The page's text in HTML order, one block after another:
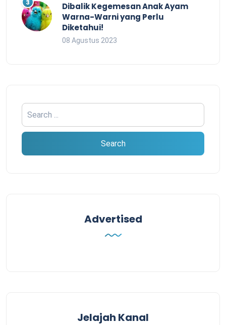
Dibalik Kegemesan Anak Ayam
Warna-Warni yang Perlu
Diketahui!
08 Agustus 2023
Advertised
Jelajah Kanal